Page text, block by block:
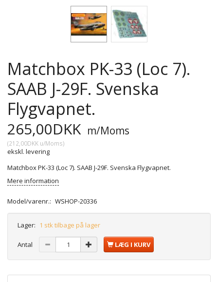
Matchbox PK-33 (Loc 7).
SAAB J-29F. Svenska
Flygvapnet.
265,00DKK m/Moms
(212,00DKK u/Moms)
ekskl. levering
Matchbox PK-33 (Loc 7). SAAB J-29F. Svenska Flygvapnet.
Mere information
Model/varenr.: WSHOP-20336
Lager: 1 stk tilbage på lager
Antal LÆG I KURV